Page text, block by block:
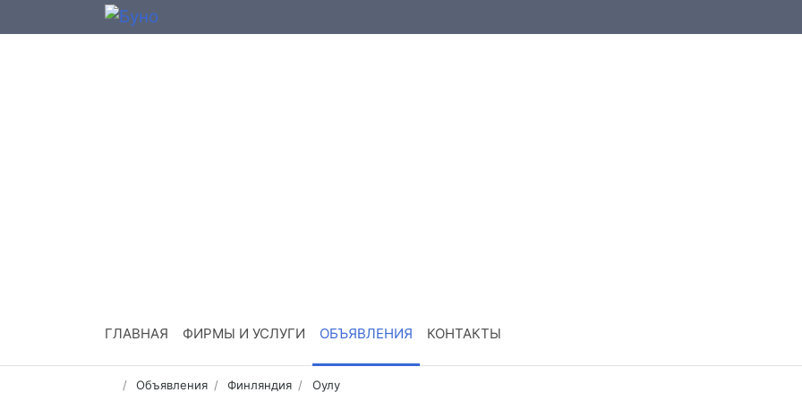
ГЛАВНАЯ ФИРМЫ И УСЛУГИ ОБЪЯВЛЕНИЯ КОНТАКТЫ
Объявления Финляндия Оулу